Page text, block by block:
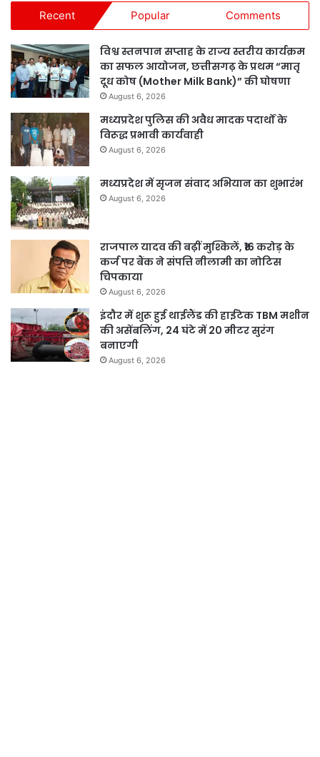
Recent Popular Comments
विश्व स्तनपान सप्ताह के राज्य स्तरीय कार्यक्रम
का सफल आयोजन, छत्तीसगढ़ के प्रथम “मातृ
दूध कोष (Mother Milk Bank)” की घोषणा
August 6, 2026
मध्यप्रदेश पुलिस की अवैध मादक पदार्थों के
विरूद्ध प्रभावी कार्यवाही
August 6, 2026
मध्यप्रदेश में सृजन संवाद अभियान का शुभारंभ
August 6, 2026
राजपाल यादव की बढ़ीं मुश्किलें, ₹16 करोड़ के
कर्ज पर बैंक ने संपत्ति नीलामी का नोटिस
चिपकाया
August 6, 2026
इंदौर में शुरू हुई थाईलैंड की हाईटेक TBM मशीन
की असेंबलिंग, 24 घंटे में 20 मीटर सुरंग
बनाएगी
August 6, 2026